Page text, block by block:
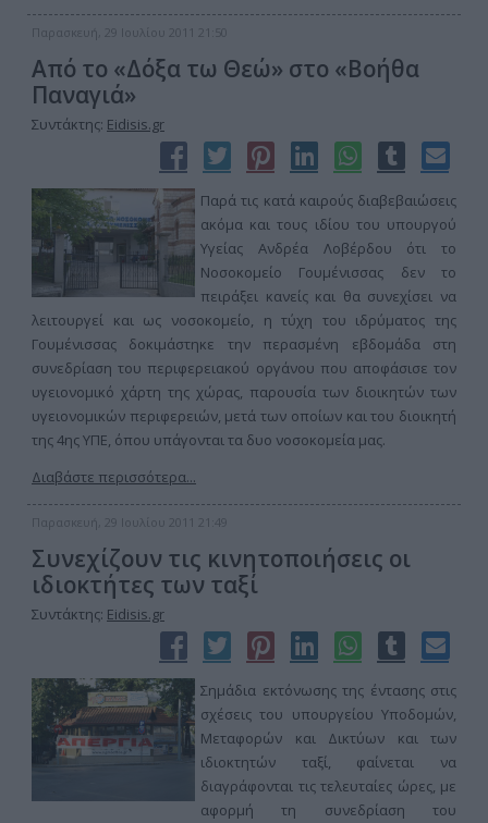
Παρασκευή, 29 Ιουλίου 2011 21:50
Από το «Δόξα τω Θεώ» στο «Βοήθα
Παναγιά»
Συντάκτης: Eidisis.gr
Παρά τις κατά καιρούς διαβεβαιώσεις
ακόμα και τους ιδίου του υπουργού
Υγείας Ανδρέα Λοβέρδου ότι το
Νοσοκομείο Γουμένισσας δεν το
πειράξει κανείς και θα συνεχίσει να
λειτουργεί και ως νοσοκομείο, η τύχη του ιδρύματος της
Γουμένισσας δοκιμάστηκε την περασμένη εβδομάδα στη
συνεδρίαση του περιφερειακού οργάνου που αποφάσισε τον
υγειονομικό χάρτη της χώρας, παρουσία των διοικητών των
υγειονομικών περιφερειών, μετά των οποίων και του διοικητή
της 4ης ΥΠΕ, όπου υπάγονται τα δυο νοσοκομεία μας.
Διαβάστε περισσότερα...
Παρασκευή, 29 Ιουλίου 2011 21:49
Συνεχίζουν τις κινητοποιήσεις οι
ιδιοκτήτες των ταξί
Συντάκτης: Eidisis.gr
Σημάδια εκτόνωσης της έντασης στις
σχέσεις του υπουργείου Υποδομών,
Μεταφορών και Δικτύων και των
ιδιοκτητών ταξί, φαίνεται να
διαγράφονται τις τελευταίες ώρες, με
αφορμή τη συνεδρίαση του